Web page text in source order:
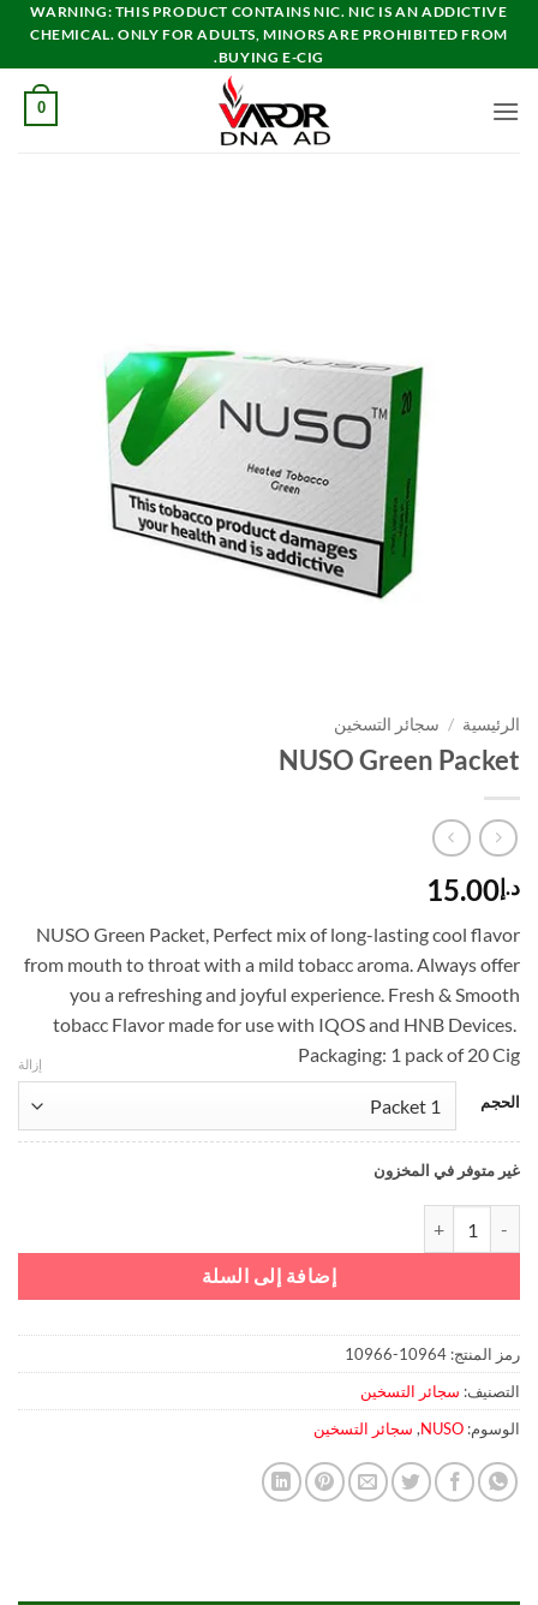
تخطي
للمحتوى
WARNING: THIS PRODUCT CONTAINS NIC. NIC IS AN ADDICTIVE
CHEMICAL. ONLY FOR ADULTS, MINORS ARE PROHIBITED FROM
BUYING E-CIG.
0
الرئيسية / سجائر التسخين
NUSO Green Packet
د.إ15.00
NUSO Green Packet, Perfect mix of long-lasting cool flavor
from mouth to throat with a mild tobacc aroma. Always offer
you a refreshing and joyful experience. Fresh & Smooth
tobacc Flavor made for use with IQOS and HNB Devices.
Packaging: 1 pack of 20 Cig
الحجم
إزالة
غير متوفر في المخزون
إضافة إلى السلة
رمز المنتج: 10964-10966
التصنيف: سجائر التسخين
الوسوم: NUSO
, سجائر التسخين